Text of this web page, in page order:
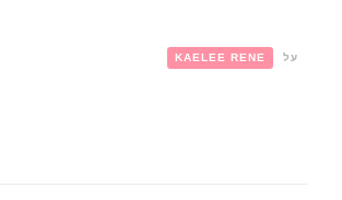
על KAELEE RENE